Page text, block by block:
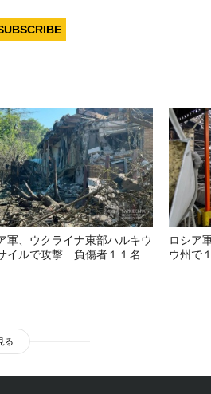
軍、ウクライナ東部ハルキウ
イルで攻撃 負傷者１１名
ロシア
ウ州で
る